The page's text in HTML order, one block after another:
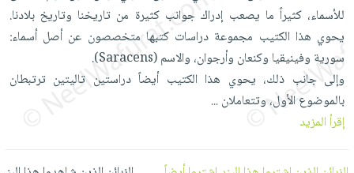
العناية
بالأسنان
الحمية
والتغذية
أدوات
المائدة
الأوعية
والتخزين
أدوات
المطبخ
الأكثر
مبيعاً
العودة
للمدارس
اكسسوارات
كتب
اكسسوارات
منزلية
شحن
مجاني
بنود
مختارة
اشتراكات
كل
الاشتراكات
بحث
متقدم
للأسماء، كثيراً ما يصعب إدراك جوانب كثيرة من تاريخنا وتاريخ بلادنا.
يحوي هذا الكتيب مجموعة دراسات كتبها متخصصون عن أصل أسماء:
سورية وفينيقيا وكنعان وأرجوان، والاسم (Saracens).
وإلى جانب ذلك، يحوي هذا الكتيب أيضاً دراستين تاليتين ترتبطان
بالموضوع الأول، وتتعاملان...
إقرأ المزيد